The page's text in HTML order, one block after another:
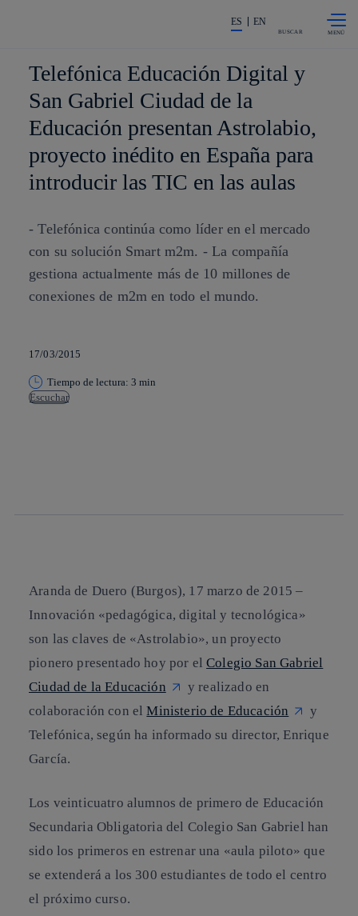
La acción en accionistas e
ES EN
BUSCAR
Telefónica Educación Digital y
San Gabriel Ciudad de la
Educación presentan Astrolabio,
proyecto inédito en España para
introducir las TIC en las aulas
- Telefónica continúa como líder en el mercado
con su solución Smart m2m. - La compañía
gestiona actualmente más de 10 millones de
conexiones de m2m en todo el mundo.
17/03/2015
Tiempo de lectura: 3 min
Escuchar
Aranda de Duero (Burgos), 17 marzo de 2015 –
Innovación «pedagógica, digital y tecnológica»
son las claves de «Astrolabio», un proyecto
pionero presentado hoy por elColegio San Gabriel
Ciudad de la Educación
y realizado en
colaboración con elMinisterio de Educación
y
Telefónica, según ha informado su director, Enrique
García.
Los veinticuatro alumnos de primero de Educación
Secundaria Obligatoria del Colegio San Gabriel han
sido los primeros en estrenar una «aula piloto» que
se extenderá a los 300 estudiantes de todo el centro
el próximo curso.